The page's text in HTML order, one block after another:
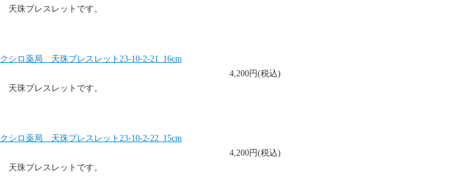
天珠ブレスレットです。
クシロ薬局 天珠ブレスレット23-10-2-21_16cm
4,200円(税込)
天珠ブレスレットです。
クシロ薬局 天珠ブレスレット23-10-2-22_15cm
4,200円(税込)
天珠ブレスレットです。